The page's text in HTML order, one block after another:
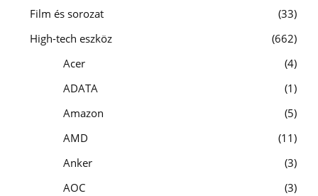
Film és sorozat
33
High-tech eszköz
662
Acer
4
ADATA
1
Amazon
5
AMD
11
Anker
3
AOC
3